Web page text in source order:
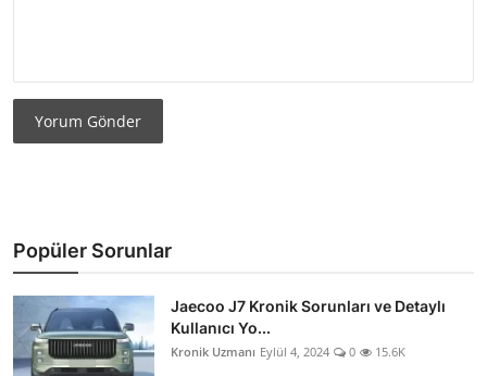
Yorum Gönder
Popüler Sorunlar
Jaecoo J7 Kronik Sorunları ve Detaylı
Kullanıcı Yo...
Kronik Uzmanı Eylül 4, 2024 0 15.6K